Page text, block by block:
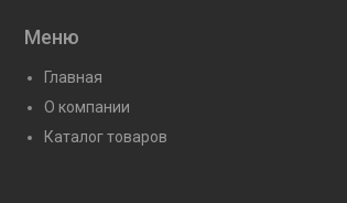
Меню
Главная
О компании
Каталог товаров